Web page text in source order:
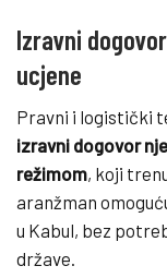
Izravni
ucjene
Pravni i logistički
izravni dogovor
režimom, koji
aranžman
u Kabul, bez
države.